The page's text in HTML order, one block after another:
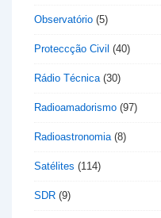
Observatório (5)
Proteccção Civil (40)
Rádio Técnica(30)
Radioamadorismo (97)
Radioastronomia(8)
Satélites (114)
SDR (9)